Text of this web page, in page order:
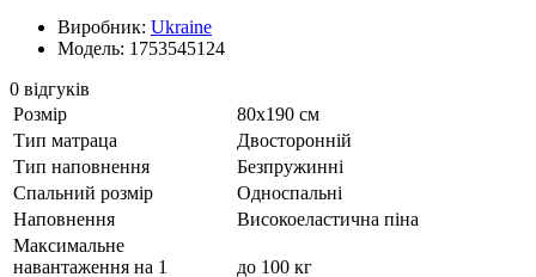
Виробник: Ukraine
Модель: 1753545124
0 відгуків
Розмір
80х190 см
Тип матраца
Двосторонній
Тип наповнення
Безпружинні
Спальний розмір
Односпальні
Наповнення
Високоеластична піна
Максимальне
навантаження на 1
до 100 кг